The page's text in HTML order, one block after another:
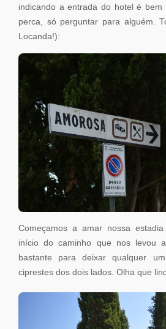
indicando a entrada do hotel é bem
perca, só perguntar para alguém.
Locanda!):
Começamos a amar nossa
início do caminho que nos levou
bastante para deixar qualquer
ciprestes dos dois lados. Olha que